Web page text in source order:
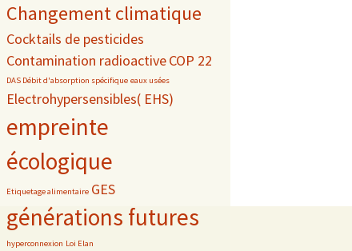
Changement climatique
Cocktails de pesticides
Contamination radioactiveCOP 22
DAS Débit d'absorption spécifique eaux usées
Electrohypersensibles( EHS)
empreinte
écologique
Etiquetage alimentaire GES
générations futures
hyperconnexion Loi Elan